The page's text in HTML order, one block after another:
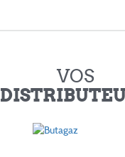
VOS